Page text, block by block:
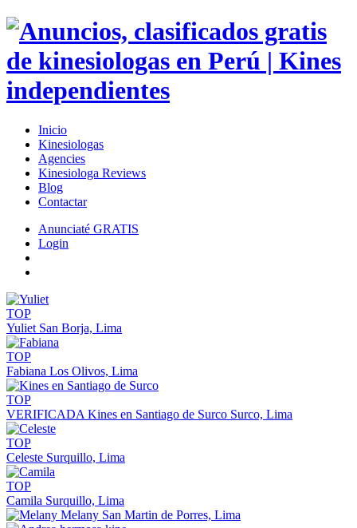
Inicio
Kinesiologas
Agencies
Kinesiologa Reviews
Blog
Contactar
Anunciaté GRATIS
Login
TOP
Yuliet San Borja, Lima
TOP
Fabiana Los Olivos, Lima
TOP
VERIFICADA Kines en Santiago de Surco Surco, Lima
TOP
Celeste Surquillo, Lima
TOP
Camila Surquillo, Lima
Melany San Martin de Porres, Lima